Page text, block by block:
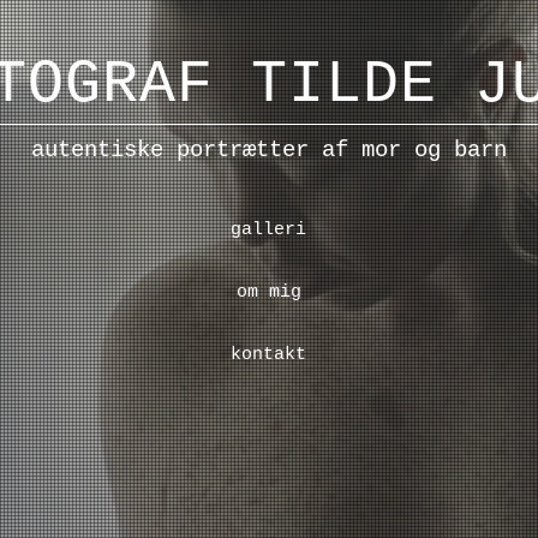
TILDE
autentiske portrætter af mor og barn
galleri
om mig
kontakt